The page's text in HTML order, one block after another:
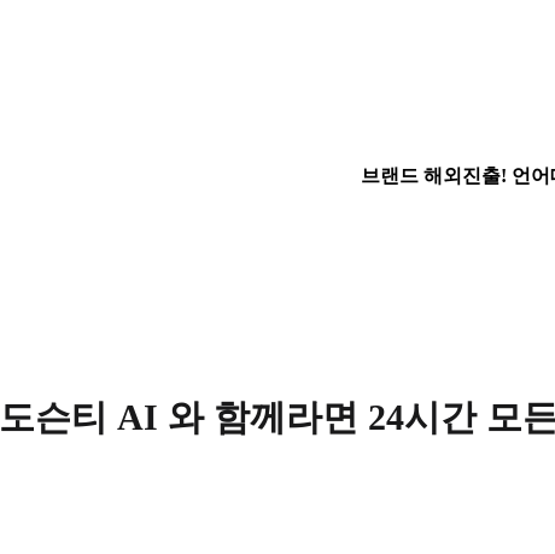
브랜드 해외진출! 언
도슨티 AI 와 함께라면 24시간 모